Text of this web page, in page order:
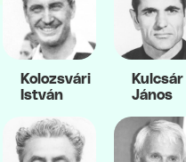
Kolozsvári
István
Kulcsár
János